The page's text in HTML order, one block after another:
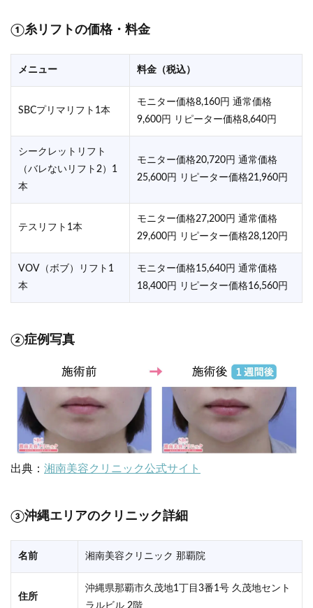
①糸リフトの価格・料金
メニュー 料金（税込）
SBCプリマリフト1本
モニター価格8,160円 通常価格
9,600円 リピーター価格8,640円
シークレットリフト
（バレないリフト2）1
本
モニター価格20,720円 通常価格
25,600円 リピーター価格21,960円
テスリフト1本
モニター価格27,200円 通常価格
29,600円 リピーター価格28,120円
VOV（ボブ）リフト1
本
モニター価格15,640円 通常価格
18,400円 リピーター価格16,560円
②症例写真
出典： 湘南美容クリニック公式サイト
③沖縄エリアのクリニック詳細
名前 湘南美容クリニック 那覇院
住所
沖縄県那覇市久茂地1丁目3番1号 久茂地セント
ラルビル 2階